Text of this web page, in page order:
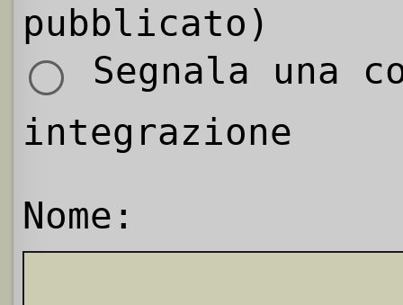
pubblicato)
Segnala una
integrazione
Nome: